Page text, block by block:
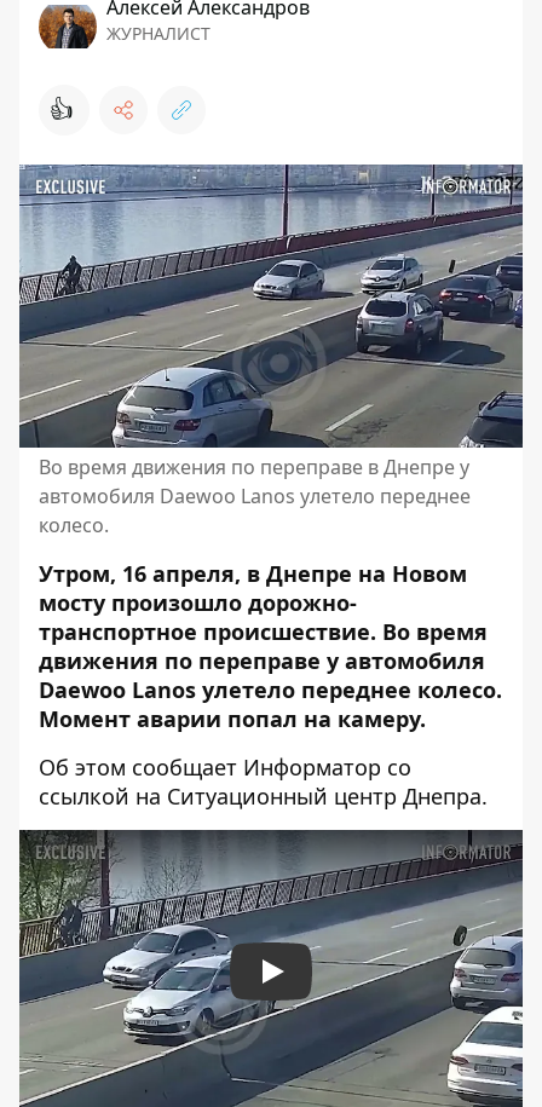
Алексей Александров
ЖУРНАЛИСТ
👍
Во время движения по переправе в Днепре у
автомобиля Daewoo Lanos улетело переднее
колесо.
Утром, 16 апреля, в Днепре на Новом
мосту произошло дорожно-
транспортное происшествие. Во время
движения по переправе у автомобиля
Daewoo Lanos улетело переднее колесо.
Момент аварии попал на камеру.
Об этом сообщает Информатор со
ссылкой на Ситуационный центр Днепра.
Play